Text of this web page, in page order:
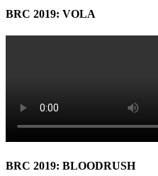
BRC 2019: VOLA
BRC 2019: BLOODRUSH